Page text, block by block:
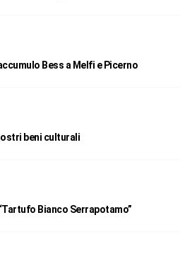
Bess a Melfi e Picerno
beni culturali
Bianco Serrapotamo”